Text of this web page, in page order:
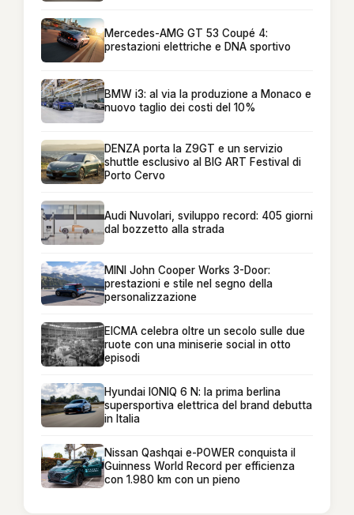
Mercedes-AMG GT 53 Coupé 4:
prestazioni elettriche e DNA sportivo
BMW i3: al via la produzione a Monaco e
nuovo taglio dei costi del 10%
DENZA porta la Z9GT e un servizio
shuttle esclusivo al BIG ART Festival di
Porto Cervo
Audi Nuvolari, sviluppo record: 405 giorni
dal bozzetto alla strada
MINI John Cooper Works 3-Door:
prestazioni e stile nel segno della
personalizzazione
EICMA celebra oltre un secolo sulle due
ruote con una miniserie social in otto
episodi
Hyundai IONIQ 6 N: la prima berlina
supersportiva elettrica del brand debutta
in Italia
Nissan Qashqai e-POWER conquista il
Guinness World Record per efficienza
con 1.980 km con un pieno